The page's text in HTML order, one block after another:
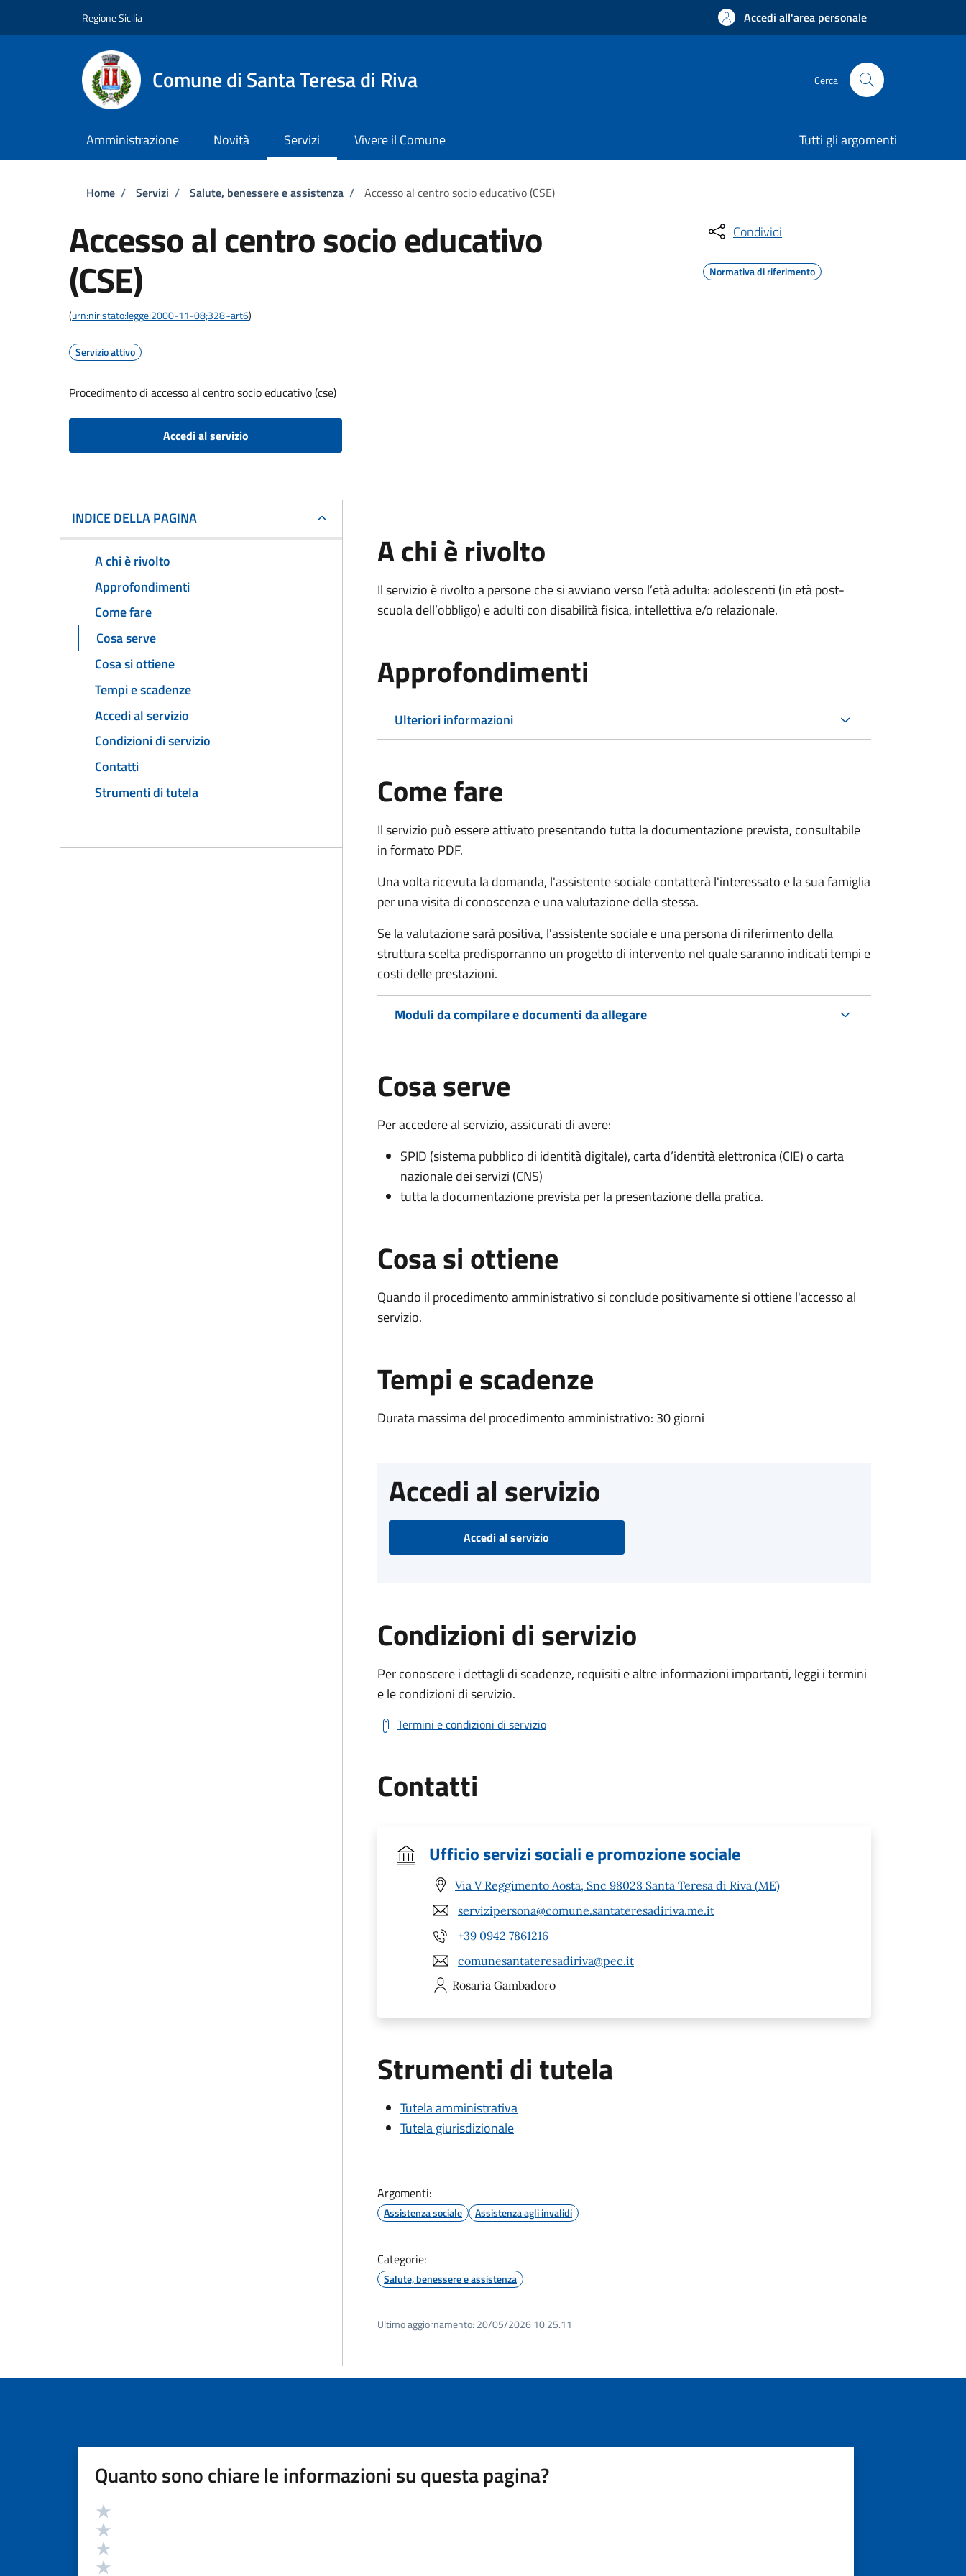
Regione Sicilia Accedi all'area personale
Comune di Santa Teresa di Riva Cerca
Amministrazione Novità Servizi Vivere il Comune Tutti gli argomenti
Briciole di pane
Home / Servizi / Salute, benessere e assistenza / Accesso al centro socio educativo (CSE)
Accesso al centro socio educativo
(CSE)
(urn:nir:stato:legge:2000-11-08;328~art6)
Servizio attivo
Procedimento di accesso al centro socio educativo (cse)
Accedi al servizio
Condividi
Normativa di riferimento
INDICE DELLA PAGINA
A chi è rivolto
Approfondimenti
Come fare
Cosa serve
Cosa si ottiene
Tempi e scadenze
Accedi al servizio
Condizioni di servizio
Contatti
Strumenti di tutela
A chi è rivolto
Il servizio è rivoltoa persone che si avviano verso l’età adulta: adolescenti (in età post-
scuola dell’obbligo) e adulti con disabilità fisica, intellettiva e/o relazionale.
Approfondimenti
Ulteriori informazioni
Come fare
Il servizio può essere attivato presentando tutta la documentazione prevista, consultabile
in formato PDF.
Una volta ricevuta la domanda, l'assistente sociale contatterà l'interessato e la sua famiglia
per una visita di conoscenza e una valutazione della stessa.
Se la valutazione sarà positiva, l'assistente sociale e una persona di riferimento della
struttura scelta predisporranno un progetto di intervento nel quale saranno indicati tempi e
costi delle prestazioni.
Moduli da compilare e documenti da allegare
Cosa serve
Per accedere al servizio, assicurati di avere:
SPID (sistema pubblico di identità digitale), carta d’identità elettronica (CIE) o carta
nazionale dei servizi (CNS)
tutta la documentazione prevista per la presentazione della pratica.
Cosa si ottiene
Quando il procedimento amministrativo si conclude positivamente si ottiene l'accesso al
servizio.
Tempi e scadenze
Durata massima del procedimento amministrativo: 30 giorni
Accedi al servizio
Accedi al servizio
Condizioni di servizio
Per conoscere i dettagli di scadenze, requisiti e altre informazioni importanti, leggi i termini
e le condizioni di servizio.
Termini e condizioni di servizio
Contatti
Ufficio servizi sociali e promozione sociale
Via V Reggimento Aosta, Snc 98028 Santa Teresa di Riva (ME)
servizipersona@comune.santateresadiriva.me.it
+39 0942 7861216
comunesantateresadiriva@pec.it
Rosaria Gambadoro
Strumenti di tutela
Tutela amministrativa
Tutela giurisdizionale
Argomenti:
Assistenza sociale Assistenza agli invalidi
Categorie:
Salute, benessere e assistenza
Ultimo aggiornamento: 20/05/2026 10:25.11
Quanto sono chiare le informazioni su questa pagina?
Valutazione